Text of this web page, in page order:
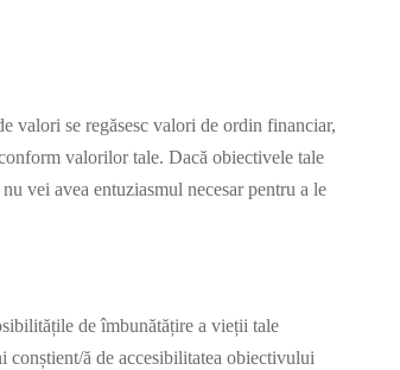
valori se regăsesc valori de ordin financiar,
valorilor tale. Dacă obiectivele tale
vei avea entuziasmul necesar pentru a le
de îmbunătățire a vieții tale
ă de accesibilitatea obiectivului